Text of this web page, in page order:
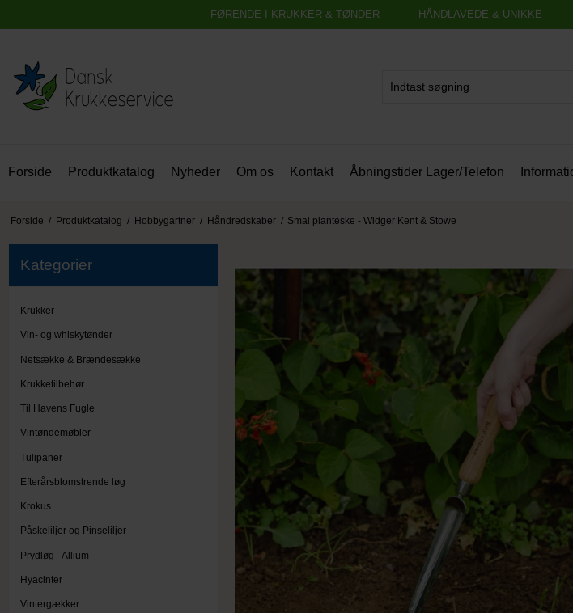
FØRENDE I KRUKKER & TØNDER HÅNDLAVEDE & UNIKKE
Forside Produktkatalog Nyheder Om os Kontakt Åbningstider Lager/Telefon
Forside / Produktkatalog / Hobbygartner / Håndredskaber / Smal planteske - Widger Kent & Stowe
Kategorier
Krukker
Vin- og whiskytønder
Netsække & Brændesække
Krukketilbehør
Til Havens Fugle
Vintøndemøbler
Tulipaner
Efterårsblomstrende løg
Krokus
Påskeliljer og Pinseliljer
Prydløg - Allium
Hyacinter
Vintergækker